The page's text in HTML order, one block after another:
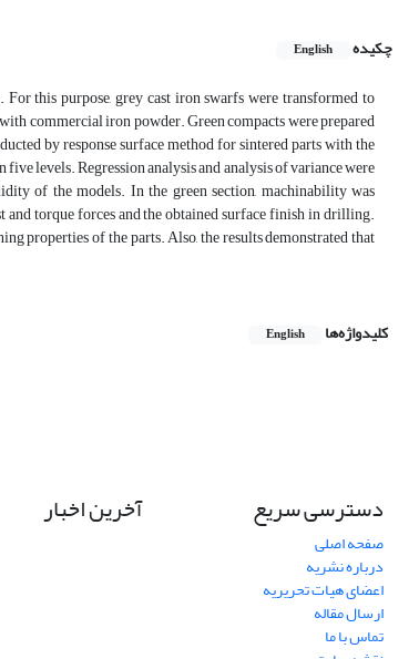
چکیده English
this purpose, grey cast iron swarfs were transformed to
commercial iron powder. Green compacts were prepared
by response surface method for sintered parts with the
levels. Regression analysis and analysis of variance were
of the models. In the green section, machinability was
torque forces and the obtained surface finish in drilling.
properties of the parts. Also, the results demonstrated that
کلیدواژه‌ها English
دسترسی سریع
صفحه اصلی
درباره نشریه
اعضای هیات تحریریه
ارسال مقاله
تماس با ما
آخرین اخبار